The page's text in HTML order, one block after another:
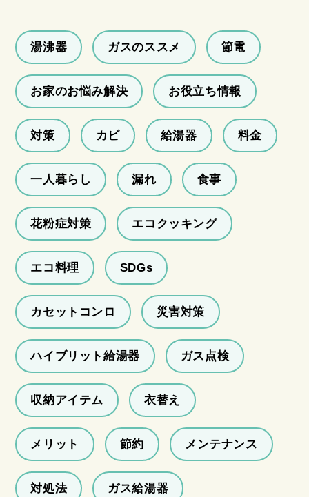
湯沸器 ガスのススメ 節電
お家のお悩み解決 お役立ち情報
対策 カビ 給湯器 料金
一人暮らし 漏れ 食事
花粉症対策 エコクッキング
エコ料理 SDGs
カセットコンロ 災害対策
ハイブリット給湯器 ガス点検
収納アイテム 衣替え
メリット 節約 メンテナンス
対処法 ガス給湯器